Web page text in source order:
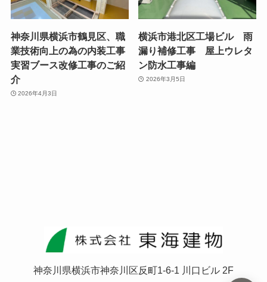
神奈川県横浜市鶴見区、職
業技術向上の為の内装工事
実習ブース改修工事のご紹
介
2026年4月3日
横浜市港北区工場ビル 雨
漏り補修工事 屋上ウレタ
ン防水工事編
2026年3月5日
神奈川県横浜市神奈川区反町1-6-1 川口ビル 2F